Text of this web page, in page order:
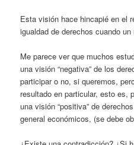
Esta visión hace hincapié en el
igualdad de derechos cuando
Me parece ver que muchos
una visión “negativa” de los
participar o no, si queremos,
resultado en particular, esto es,
una visión “positiva” de
general económicos, (se debe